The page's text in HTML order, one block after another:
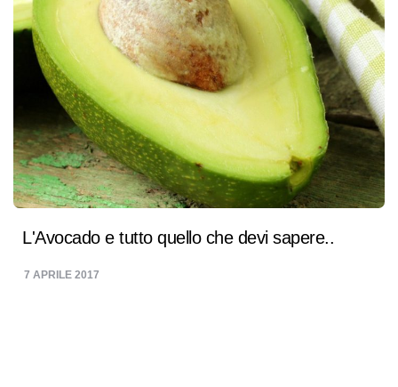
L'Avocado e tutto quello che devi sapere..
7 APRILE 2017